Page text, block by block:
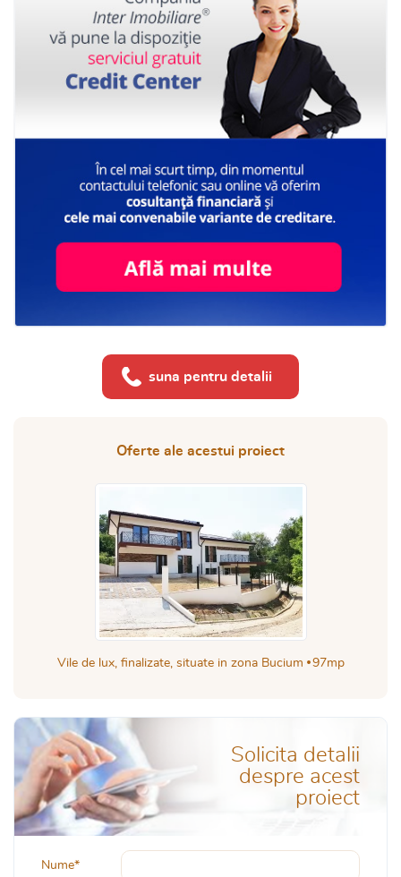
suna pentru detalii
Oferte ale acestui proiect
Vile de lux, finalizate, situate in zona Bucium 97mp
Solicita detalii
despre acest
proiect
Nume*